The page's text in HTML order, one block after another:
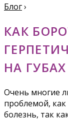
Блог›
КАК
НА ГУБАХ
Очень многие
проблемой, как
болезнь, так